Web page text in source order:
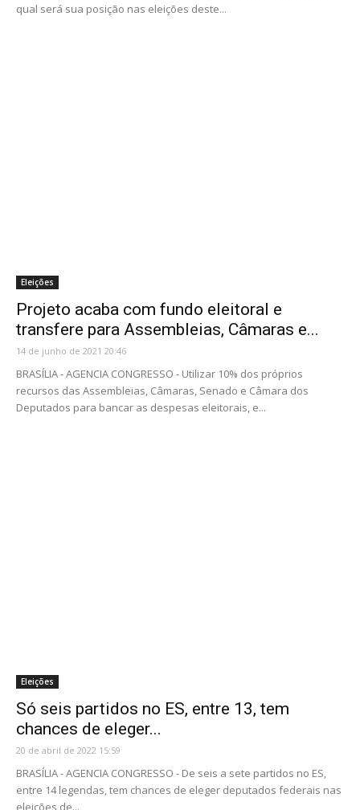
qual será sua posição nas eleições deste...
Eleições
Projeto acaba com fundo eleitoral e
transfere para Assembleias, Câmaras e...
14 de junho de 2021 20:46
BRASÍLIA - AGENCIA CONGRESSO - Utilizar 10% dos próprios
recursos das Assembleias, Câmaras, Senado e Câmara dos
Deputados para bancar as despesas eleitorais, e...
Eleições
Só seis partidos no ES, entre 13, tem
chances de eleger...
20 de abril de 2022 15:59
BRASÍLIA - AGENCIA CONGRESSO - De seis a sete partidos no ES,
entre 14 legendas, tem chances de eleger deputados federais nas
eleições de...